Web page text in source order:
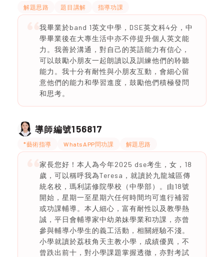
解題思路 題目講解 指導功課
我畢業於band 1英文中學，DSE英文科4分，中
學畢業後在大專生活中亦不停提升個人英文能
力。我善於溝通，對自己的英語能力有信心，
可以鼓勵小朋友一起朗讀以及訓練他們的聆聽
能力。我十分有耐性與小朋友互動，會細心留
意他們的能力和學習進度，鼓勵他們積極發問
和思考。
導師編號156817
*藝術指導 WhatsAPP問功課 解題思路
家長您好！本人為今年2025 dse考生，女，18
歲，可以稱呼我為Teresa，就讀於九龍城區傳
統名校，瑪利諾修院學校（中學部）。由18號
開始，星期一至星期六任何時間均可進行補習
或功課輔導。本人細心，富有耐性以及教學熱
誠，平日會輔導家中幼弟妹學業和功課，亦曾
參與輔導小學生的義工活動，相關經驗不淺。
小學就讀於荔枝角天主教小學，成績優異，不
曾跌出前十，對小學課題掌握透徹，亦對考試